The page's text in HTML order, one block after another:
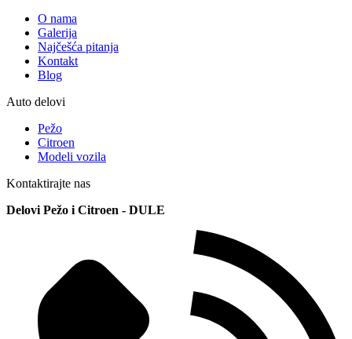
O nama
Galerija
Najčešća pitanja
Kontakt
Blog
Auto delovi
Pežo
Citroen
Modeli vozila
Kontaktirajte nas
Delovi Pežo i Citroen - DULE